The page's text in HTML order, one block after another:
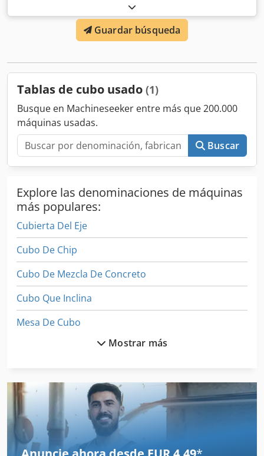
estructura de acero de pared gruesa, pintada de azul.
Excelente base para el montaje de piezas grandes, utillajes
o para aplicaciones de medición y mecanizado. Credpfew
Rdtujx Aglsf • Dimensiones: 2570 x 770 x 200 mm •
con precisión • Peso: 900 kg • Posibilidad de transporte o
Guardar búsqueda
Tablas de cubo usado (1)
Busque en Machineseeker entre más que 200.000
máquinas usadas.
Buscar
Explore las denominaciones de máquinas
más populares:
Cubierta Del Eje
Cubo De Chip
Cubo De Mezcla De Concreto
Cubo Que Inclina
Mesa De Cubo
Tabla De Colchón De Aire
Tabla De Desplazamiento
Tabla De Elevación
Mostrar más